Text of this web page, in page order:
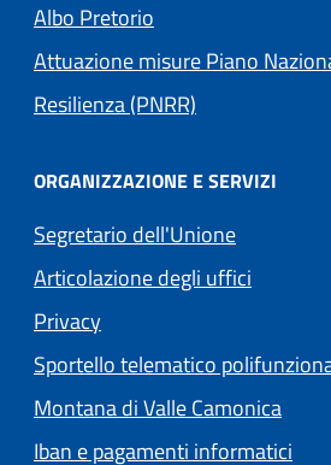
Albo Pretorio
Attuazione misure Piano
Resilienza (PNRR)
ORGANIZZAZIONE E SERVIZI
Segretario dell'Unione
Articolazione degli uffici
Privacy(apre in un'altra scheda).
Sportello telematico
Montana di Valle Camonica
Iban e pagamenti informatici